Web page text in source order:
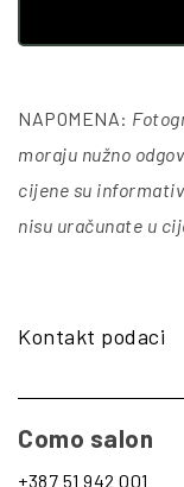
NAPOMENA:
moraju nužno
cijene su
nisu uračunate u
Kontakt podaci
Como salon
+387 51 942 001